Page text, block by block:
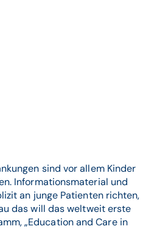
sind vor allem Kinder
Informationsmaterial und
an junge Patienten richten,
das will das weltweit erste
„Education and Care in